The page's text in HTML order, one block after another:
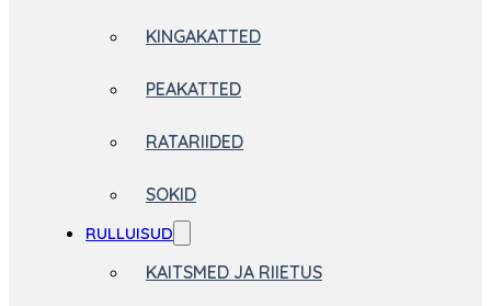
KINGAKATTED
PEAKATTED
RATARIIDED
SOKID
RULLUISUD
KAITSMED JA RIIETUS